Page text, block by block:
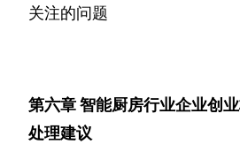
关注的问题
第六章智能厨房行业企业创
处理建议